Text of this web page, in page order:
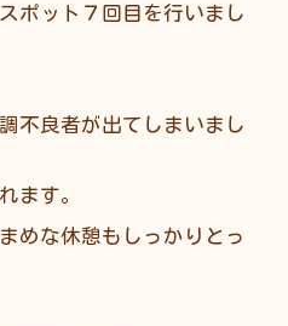
ポット７回目を行いまし
不良者が出てしまいまし
ます。
めな休憩もしっかりとっ